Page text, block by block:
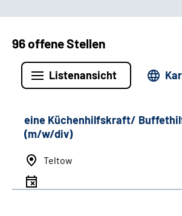
96 offene Stellen
Listenansicht
eine Küchenhilfskraft/
(m/w/div)
Teltow